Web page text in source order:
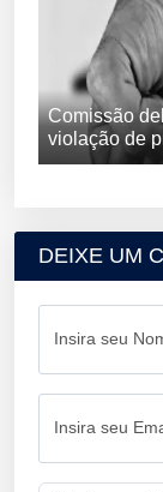
Comissão
violação de
DEIXE UM
Insira seu
Insira seu